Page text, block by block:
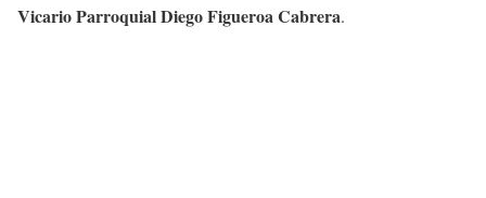
Vicario Parroquial Diego Figueroa Cabrera.